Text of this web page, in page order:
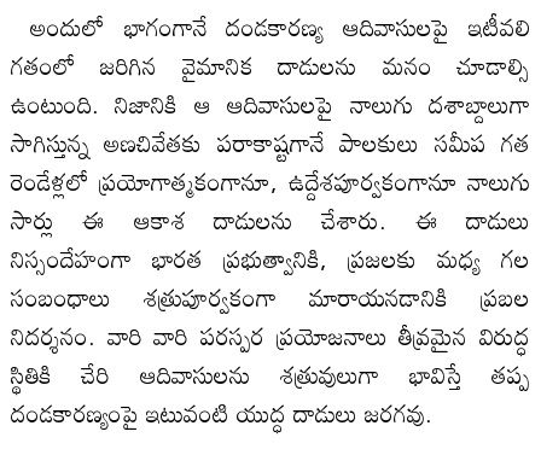
అందులో భాగంగానే దండకారణ్య ఆదివాసులపై ఇటీవలి
గతంలో జరిగిన వైమానిక దాడులను మనం చూడాల్సి
ఉంటుంది. నిజానికి ఆ ఆదివాసులపై నాలుగు దశాబ్దాలుగా
సాగిస్తున్న అణచివేతకు పరాకాష్టగానే పాలకులు సమీప గత
రెండేళ్లలో ప్రయోగాత్మకంగానూ, ఉద్దేశపూర్వకంగానూ నాలుగు
సార్లు ఈ ఆకాశ దాడులను చేశారు. ఈ దాడులు
నిస్సందేహంగా భారత ప్రభుత్వానికి, ప్రజలకు మధ్య గల
సంబంధాలు శత్రుపూర్వకంగా మారాయనడానికి ప్రబల
నిదర్శనం. వారి వారి పరస్పర ప్రయోజనాలు తీవ్రమైన విరుద్ధ
స్థితికి చేరి ఆదివాసులను శత్రువులుగా భావిస్తే తప్ప
దండకారణ్యంపై ఇటువంటి యుద్ధ దాడులు జరగవు.